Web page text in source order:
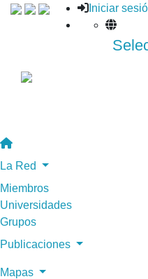
Iniciar
La Red
Miembros
Universidades
Grupos
Publicaciones
Mapas